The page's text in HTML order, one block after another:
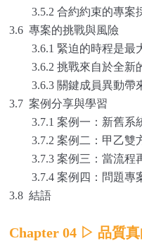
3.5.2 合約約束的專案
3.6 專案的挑戰與風險
3.6.1 緊迫的時程是最
3.6.2 挑戰來自於全新
3.6.3 關鍵成員異動帶
3.7 案例分享與學習
3.7.1 案例一：新舊系
3.7.2 案例二：甲乙雙
3.7.3 案例三：當流程
3.7.4 案例四：問題專
3.8 結語
Chapter 04 ▷ 品質